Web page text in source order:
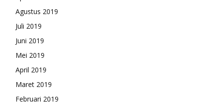
Agustus 2019
Juli 2019
Juni 2019
Mei 2019
April 2019
Maret 2019
Februari 2019